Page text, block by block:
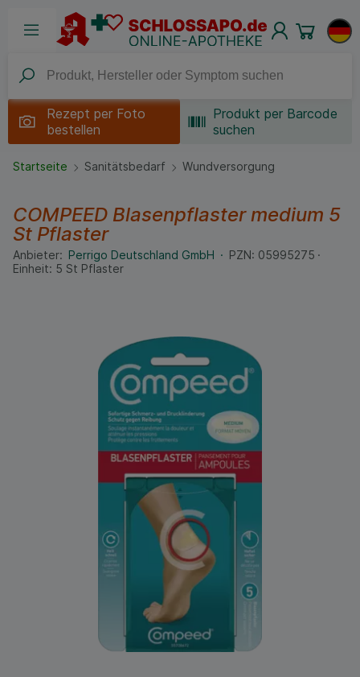
Rezept per Foto
bestellen
Produkt per Barcode
suchen
Startseite Sanitätsbedarf Wundversorgung
COMPEED Blasenpflaster medium 5
St Pflaster
Anbieter: Perrigo Deutschland GmbH PZN: 05995275
Einheit: 5 St Pflaster